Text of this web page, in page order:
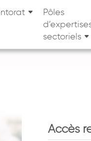
Pôles
sectoriels
Accès